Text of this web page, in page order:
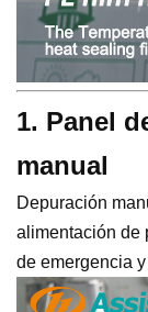
1. Panel
manual
Depuración
alimentación de
de emergencia